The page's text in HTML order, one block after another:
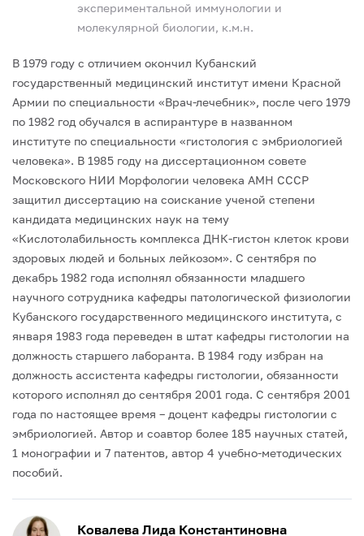
экспериментальной иммунологии и
молекулярной биологии, к.м.н.
В 1979 году с отличием окончил Кубанский
государственный медицинский институт имени Красной
Армии по специальности «Врач-лечебник», после чего 1979
по 1982 год обучался в аспирантуре в названном
институте по специальности «гистология с эмбриологией
человека». В 1985 году на диссертационном совете
Московского НИИ Морфологии человека АМН СССР
защитил диссертацию на соискание ученой степени
кандидата медицинских наук на тему
«Кислотолабильность комплекса ДНК-гистон клеток крови
здоровых людей и больных лейкозом». С сентября по
декабрь 1982 года исполнял обязанности младшего
научного сотрудника кафедры патологической физиологии
Кубанского государственного медицинского института, с
января 1983 года переведен в штат кафедры гистологии на
должность старшего лаборанта. В 1984 году избран на
должность ассистента кафедры гистологии, обязанности
которого исполнял до сентября 2001 года. С сентября 2001
года по настоящее время – доцент кафедры гистологии с
эмбриологией. Автор и соавтор более 185 научных статей,
1 монографии и 7 патентов, автор 4 учебно-методических
пособий.
Ковалева Лида Константиновна